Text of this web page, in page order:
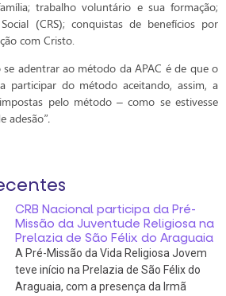
trabalho voluntário e sua formação;
(CRS); conquistas de benefícios por
com Cristo.
adentrar ao método da APAC é de que o
participar do método aceitando, assim, a
pelo método – como se estivesse
adesão”.
CRB Nacional participa da Pré-
Missão da Juventude Religiosa na
Prelazia de São Félix do Araguaia
A Pré-Missão da Vida Religiosa Jovem
teve início na Prelazia de São Félix do
Araguaia, com a presença da Irmã